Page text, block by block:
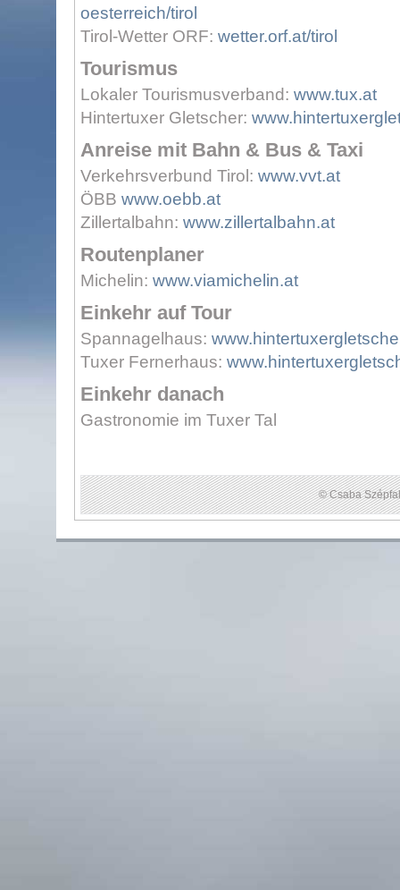
oesterreich/tirol
Tirol-Wetter ORF: wetter.orf.at/tirol
Tourismus
Lokaler Tourismusverband: www.tux.at
Hintertuxer Gletscher:
Anreise mit Bahn & Bus & Taxi
Verkehrsverbund Tirol: www.vvt.at
ÖBB www.oebb.at
Zillertalbahn: www.zillertalbahn.at
Routenplaner
Michelin: www.viamichelin.at
Einkehr auf Tour
Spannagelhaus:
Tuxer Fernerhaus:
Einkehr danach
Gastronomie im Tuxer Tal
© Csaba